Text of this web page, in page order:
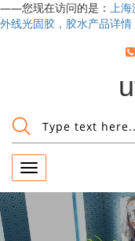
——您现在访问的是： 上海
外线光固胶，胶水产品详
Toggle
navigation